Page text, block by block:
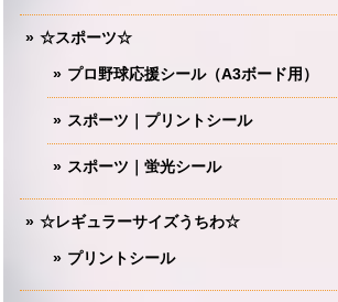
☆スポーツ☆
プロ野球応援シール（A3ボード用）
スポーツ｜プリントシール
スポーツ｜蛍光シール
☆レギュラーサイズうちわ☆
プリントシール